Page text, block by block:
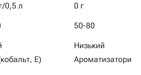
0,5 л
0 г
50-80
Низький
E) Ароматизатори